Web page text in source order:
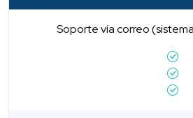
Soporte vía correo